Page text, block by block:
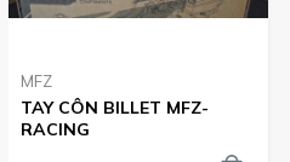
MFZ
TAY CÔN BILLET MFZ-
RACING